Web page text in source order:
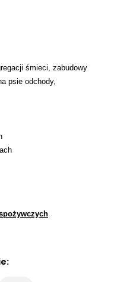
śmieci, zabudowy
psie odchody,